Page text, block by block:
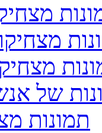
של
תמונות